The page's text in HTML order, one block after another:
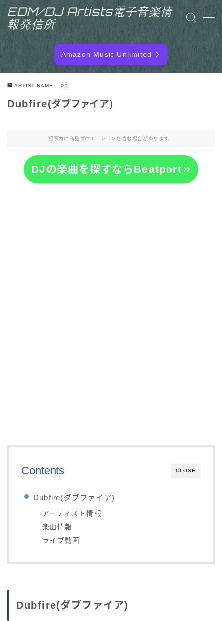
EDM/DJ Artists電子音楽情
報発信所
MENU
EDM/DJ/PD ARTIST
SITEMAP
Amazon Music Unlimited
ARTIST NAME PR
Dubfire(ダブファイア)
記事内に商品プロモーションを含む場合があります。
DJの楽曲を探すならBeatport
CLOSE
Contents
Dubfire(ダブファイア)
アーティスト情報
楽曲情報
ライブ動画
Dubfire(ダブファイア)